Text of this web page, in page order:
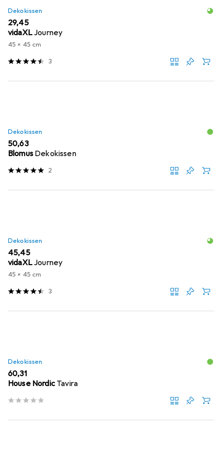
Dekokissen
EUR
29,45
vidaXL Journey
45 x 45 cm
3
Dekokissen
EUR
50,63
Blomus Dekokissen
2
Dekokissen
EUR
45,45
vidaXL Journey
45 x 45 cm
3
Dekokissen
EUR
60,31
House Nordic Tavira